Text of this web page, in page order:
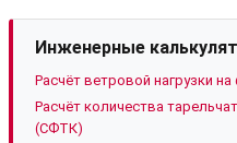
Инженерные
Расчёт ветровой нагрузки
Расчёт количества
(СФТК)